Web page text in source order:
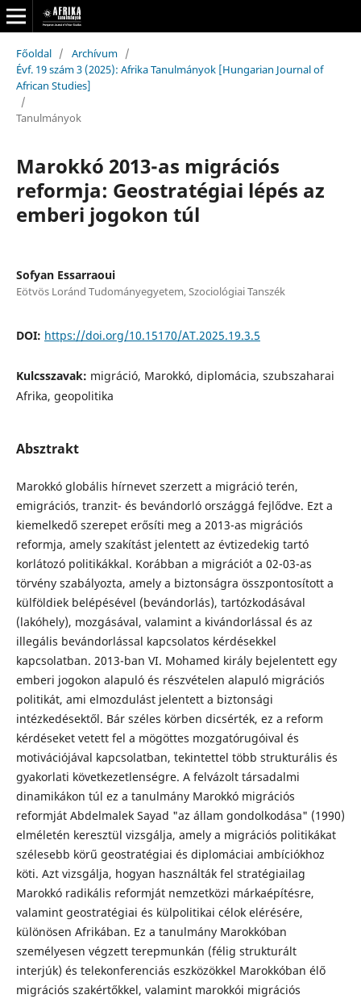
Főoldal / Archívum /
Évf. 19 szám 3 (2025): Afrika Tanulmányok [Hungarian Journal of
African Studies]
/
Tanulmányok
Marokkó 2013-as migrációs
reformja: Geostratégiai lépés az
emberi jogokon túl
Sofyan Essarraoui
Eötvös Loránd Tudományegyetem, Szociológiai Tanszék
DOI: https://doi.org/10.15170/AT.2025.19.3.5
Kulcsszavak: migráció, Marokkó, diplomácia, szubszaharai
Afrika, geopolitika
Absztrakt
Marokkó globális hírnevet szerzett a migráció terén,
emigrációs, tranzit- és bevándorló országgá fejlődve. Ezt a
kiemelkedő szerepet erősíti meg a 2013-as migrációs
reformja, amely szakítást jelentett az évtizedekig tartó
korlátozó politikákkal. Korábban a migrációt a 02-03-as
törvény szabályozta, amely a biztonságra összpontosított a
külföldiek belépésével (bevándorlás), tartózkodásával
(lakóhely), mozgásával, valamint a kivándorlással és az
illegális bevándorlással kapcsolatos kérdésekkel
kapcsolatban. 2013-ban VI. Mohamed király bejelentett egy
emberi jogokon alapuló és részvételen alapuló migrációs
politikát, ami elmozdulást jelentett a biztonsági
intézkedésektől. Bár széles körben dicsérték, ez a reform
kérdéseket vetett fel a mögöttes mozgatórugóival és
motivációjával kapcsolatban, tekintettel több strukturális és
gyakorlati következetlenségre. A felvázolt társadalmi
dinamikákon túl ez a tanulmány Marokkó migrációs
reformját Abdelmalek Sayad "az állam gondolkodása" (1990)
elméletén keresztül vizsgálja, amely a migrációs politikákat
szélesebb körű geostratégiai és diplomáciai ambíciókhoz
köti. Azt vizsgálja, hogyan használták fel stratégiailag
Marokkó radikális reformját nemzetközi márkaépítésre,
valamint geostratégiai és külpolitikai célok elérésére,
különösen Afrikában. Ez a tanulmány Marokkóban
személyesen végzett terepmunkán (félig strukturált
interjúk) és telekonferenciás eszközökkel Marokkóban élő
migrációs szakértőkkel, valamint marokkói migrációs